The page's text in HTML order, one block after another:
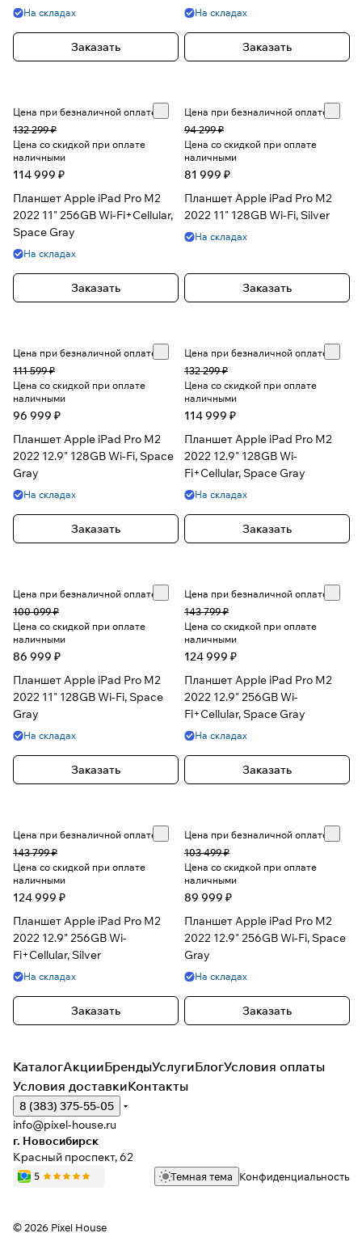
На складах
Заказать
На складах
Заказать
Цена при безналичной оплате
132 299 ₽
Цена со скидкой при оплате
наличными
114 999 ₽
Планшет Apple iPad Pro M2
2022 11" 256GB Wi-Fi+Cellular,
Space Gray
На складах
Заказать
Цена при безналичной оплате
94 299 ₽
Цена со скидкой при оплате
наличными
81 999 ₽
Планшет Apple iPad Pro M2
2022 11" 128GB Wi-Fi, Silver
На складах
Заказать
Цена при безналичной оплате
111 599 ₽
Цена со скидкой при оплате
наличными
96 999 ₽
Планшет Apple iPad Pro M2
2022 12.9" 128GB Wi-Fi, Space
Gray
На складах
Заказать
Цена при безналичной оплате
132 299 ₽
Цена со скидкой при оплате
наличными
114 999 ₽
Планшет Apple iPad Pro M2
2022 12.9" 128GB Wi-
Fi+Cellular, Space Gray
На складах
Заказать
Цена при безналичной оплате
100 099 ₽
Цена со скидкой при оплате
наличными
86 999 ₽
Планшет Apple iPad Pro M2
2022 11" 128GB Wi-Fi, Space
Gray
На складах
Заказать
Цена при безналичной оплате
143 799 ₽
Цена со скидкой при оплате
наличными
124 999 ₽
Планшет Apple iPad Pro M2
2022 12.9" 256GB Wi-
Fi+Cellular, Space Gray
На складах
Заказать
Цена при безналичной оплате
143 799 ₽
Цена со скидкой при оплате
наличными
124 999 ₽
Планшет Apple iPad Pro M2
2022 12.9" 256GB Wi-
Fi+Cellular, Silver
На складах
Заказать
Цена при безналичной оплате
103 499 ₽
Цена со скидкой при оплате
наличными
89 999 ₽
Планшет Apple iPad Pro M2
2022 12.9" 256GB Wi-Fi, Space
Gray
На складах
Заказать
КаталогАкцииБрендыУслугиБлогУсловия оплаты
Условия доставкиКонтакты
8 (383) 375-55-05
info@pixel-house.ru
г. Новосибирск
Красный проспект, 62
Темная тема Конфиденциальность
© 2026 Pixel House